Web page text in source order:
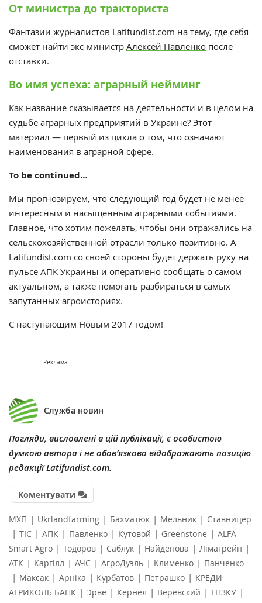
От министра до тракториста
Фантазии журналистов Latifundist.com на тему, где себя
сможет найти экс-министр Алексей Павленко после
отставки.
Во имя успеха: аграрный нейминг
Как название сказывается на деятельности и в целом на
судьбе аграрных предприятий в Украине? Этот
материал — первый из цикла о том, что означают
наименования в аграрной сфере.
To be continued…
Мы прогнозируем, что следующий год будет не менее
интересным и насыщенным аграрными событиями.
Главное, что хотим пожелать, чтобы они отражались на
сельскохозяйственной отрасли только позитивно. А
Latifundist.com со своей стороны будет держать руку на
пульсе АПК Украины и оперативно сообщать о самом
актуальном, а также помогать разбираться в самых
запутанных агроисториях.
С наступающим Новым 2017 годом!
Реклама
Служба новин
Погляди, висловлені в цій публікації, є особистою
думкою автора і не обов’язково відображають позицію
редакції Latifundist.com.
Коментувати
МХП | Ukrlandfarming | Бахматюк | Мельник | Ставницер
| ТІС | АПК | Павленко | Кутовой | Greenstone | ALFA
Smart Agro | Тодоров | Саблук | Найденова | Лімагрейн |
АТК | Каргілл | АЧС | АгроДуэль | Клименко | Панченко
| Максак | Арніка | Курбатов | Петрашко | КРЕДИ
АГРИКОЛЬ БАНК | Эрве | Кернел | Веревский | ГПЗКУ |